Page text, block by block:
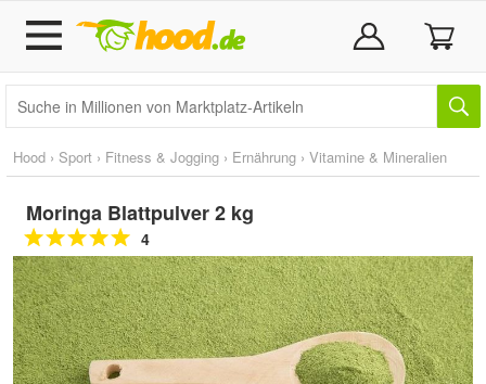
Hood › Sport › Fitness & Jogging › Ernährung › Vitamine & Mineralien
Moringa Blattpulver 2 kg
4